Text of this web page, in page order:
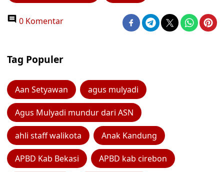
0 Komentar
Tag Populer
Aan Setyawan agus mulyadi
Agus Mulyadi mundur dari ASN
ahli staff walikota Anak Kandung
APBD Kab Bekasi APBD kab cirebon